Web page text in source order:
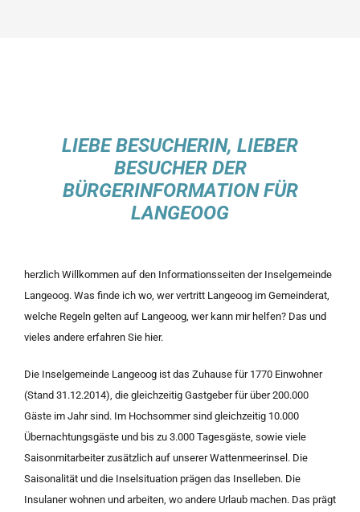
LIEBE BESUCHERIN, LIEBER
BESUCHER DER
BÜRGERINFORMATION FÜR
LANGEOOG
herzlich Willkommen auf den Informationsseiten der Inselgemeinde
Langeoog. Was finde ich wo, wer vertritt Langeoog im Gemeinderat,
welche Regeln gelten auf Langeoog, wer kann mir helfen? Das und
vieles andere erfahren Sie hier.
Die Inselgemeinde Langeoog ist das Zuhause für 1770 Einwohner
(Stand 31.12.2014), die gleichzeitig Gastgeber für über 200.000
Gäste im Jahr sind. Im Hochsommer sind gleichzeitig 10.000
Übernachtungsgäste und bis zu 3.000 Tagesgäste, sowie viele
Saisonmitarbeiter zusätzlich auf unserer Wattenmeerinsel. Die
Saisonalität und die Inselsituation prägen das Inselleben. Die
Insulaner wohnen und arbeiten, wo andere Urlaub machen. Das prägt